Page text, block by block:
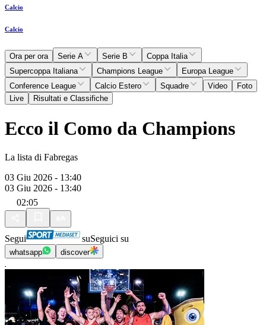
Calcio
Calcio
Ora per ora Serie A Serie B
Coppa Italia
Supercoppa Italiana
Champions League
Europa League
Conference League
Calcio Estero Squadre Video
Foto
Live
Risultati e Classifiche
Ecco il Como da Champions
La lista di Fabregas
03 Giu 2026 - 13:40
03 Giu 2026 - 13:40
02:05
Segui suSeguici su
whatsapp discover